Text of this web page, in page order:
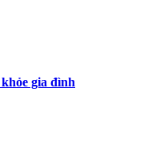
gia đình